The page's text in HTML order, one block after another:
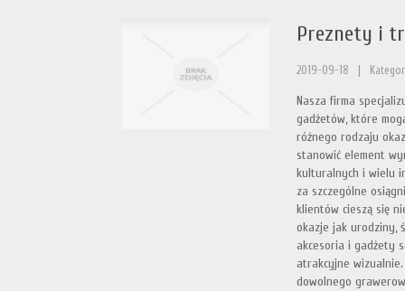
Preznety i
2019-09-18
Nasza firma
gadżetów, które
różnego rodzaju
stanowić element
kulturalnych i wielu
za szczególne
klientów cieszą się
okazje jak urodziny,
akcesoria i gadżety
atrakcyjne
dowolnego